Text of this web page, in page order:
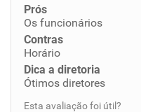
Ambiente de trabalho
Conciliação com a vida
Benefícios
Prós
Os funcionários
Contras
Horário
Dica a diretoria
Ótimos diretores
Esta avaliação foi útil?